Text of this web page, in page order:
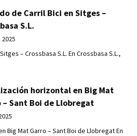
de Carril Bici en Sitges –
S.L.
2025
– Crossbasa S.L. En Crossbasa S.L.,
horizontal en Big Mat
– Sant Boi de Llobregat
Big Mat Garro – Sant Boi de Llobregat En